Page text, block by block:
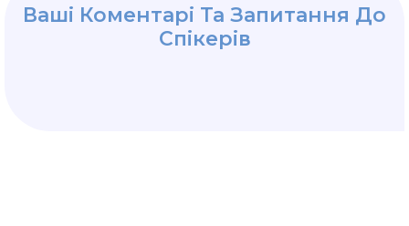
Ваші Коментарі Та Запитання До
Спікерів